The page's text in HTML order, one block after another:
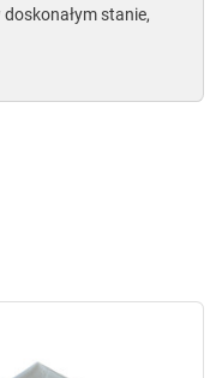
stanie,